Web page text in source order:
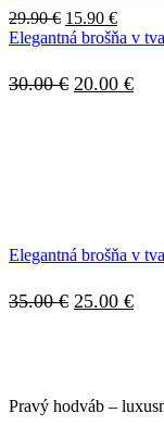
29.90€ Pôvodná
cena
29.90 €.
15.90 €
cena
15.90 €.
Elegantná brošňa v
30.00€ Pôvodná
20.00 €
Elegantná brošňa v
35.00€ Pôvodná
35.00 €.
25.00 €
Pravý hodváb –